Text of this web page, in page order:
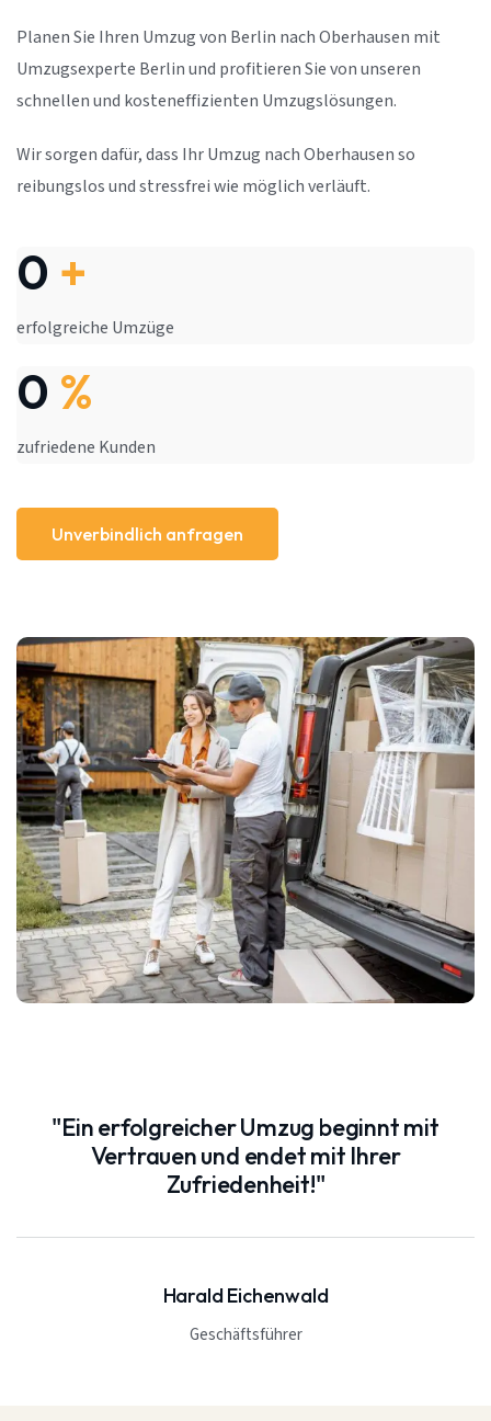
"Ein erfolgreicher Umzug beginnt mit
Vertrauen und endet mit Ihrer
Zufriedenheit!"
Harald Eichenwald
Geschäftsführer
Planen Sie Ihren Umzug von Berlin nach Oberhausen mit
Umzugsexperte Berlin und profitieren Sie von unseren
schnellen und kosteneffizienten Umzugslösungen.
Wir sorgen dafür, dass Ihr Umzug nach Oberhausen so
reibungslos und stressfrei wie möglich verläuft.
0 +
erfolgreiche Umzüge
0 %
zufriedene Kunden
Unverbindlich anfragen